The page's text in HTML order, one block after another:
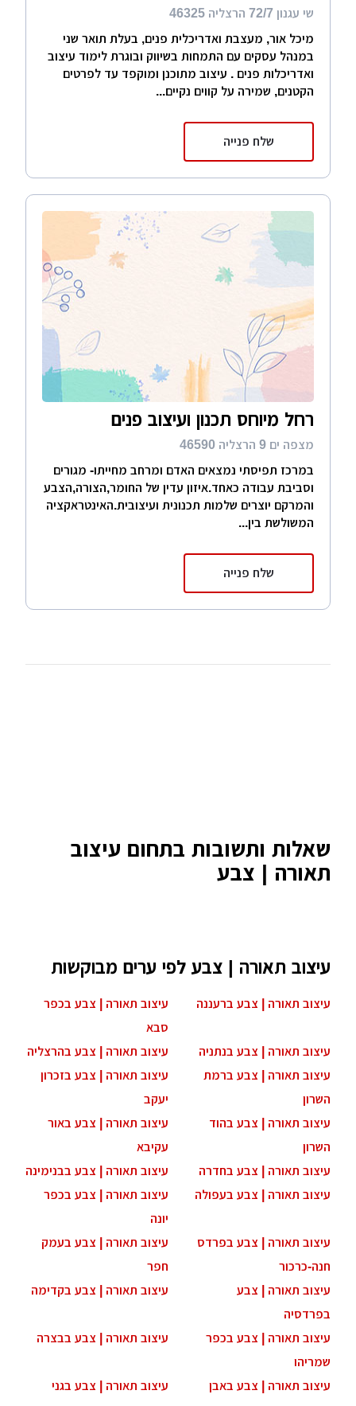
שי עגנון 72/7 הרצליה 46325
מיכל אור, מעצבת ואדריכלית פנים, בעלת תואר שני
במנהל עסקים עם התמחות בשיווק ובוגרת לימוד עיצוב
ואדריכלות פנים . עיצוב מתוכנן ומוקפד עד לפרטים
הקטנים, שמירה על קווים נקיים...
שלח פנייה
רחל מיוחס תכנון ועיצוב פנים
מצפה ים 9 הרצליה 46590
במרכז תפיסתי נמצאים האדם ומרחב מחייתו- מגורים
וסביבת עבודה כאחד.איזון עדין של החומר,הצורה,הצבע
והמרקם יוצרים שלמות תכנונית ועיצובית.האינטראקציה
המשולשת בין...
שלח פנייה
שאלות ותשובות בתחום עיצוב
תאורה | צבע
עיצוב תאורה | צבע לפי ערים מבוקשות
עיצוב תאורה | צבע ברעננה
עיצוב תאורה | צבע בכפר
סבא
עיצוב תאורה | צבע בנתניה
עיצוב תאורה | צבע בהרצליה
עיצוב תאורה | צבע ברמת
השרון
עיצוב תאורה | צבע בזכרון
יעקב
עיצוב תאורה | צבע בהוד
השרון
עיצוב תאורה | צבע באור
עקיבא
עיצוב תאורה | צבע בחדרה
עיצוב תאורה | צבע בבנימינה
עיצוב תאורה | צבע בעפולה
עיצוב תאורה | צבע בכפר
יונה
עיצוב תאורה | צבע בפרדס
חנה-כרכור
עיצוב תאורה | צבע בעמק
חפר
עיצוב תאורה | צבע
בפרדסיה
עיצוב תאורה | צבע בקדימה
עיצוב תאורה | צבע בכפר
שמריהו
עיצוב תאורה | צבע בבצרה
עיצוב תאורה | צבע באבן
עיצוב תאורה | צבע בגני